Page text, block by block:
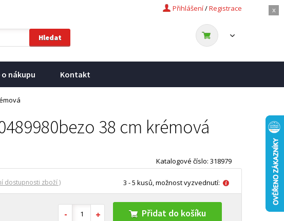
x
Registrace
/
Přihlášení
o nákupu Kontakt
38 cm krémová
Katalogové číslo: 318979
dostupnosti zboží ) 3 - 5 kusů, možnost vyzvednutí:
Přidat do košíku